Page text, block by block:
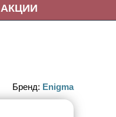
АКЦИИ
Бренд: Enigma